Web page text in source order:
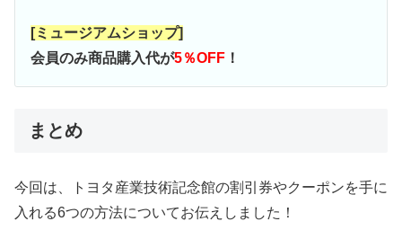
[ミュージアムショップ]
会員のみ商品購入代が5％OFF ！
まとめ
今回は、トヨタ産業技術記念館の割引券やクーポンを手に
入れる6つの方法についてお伝えしました！